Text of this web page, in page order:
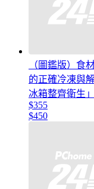
（圖鑑版）食
的正確冷凍與
冰箱整齊衛生
$355
$450